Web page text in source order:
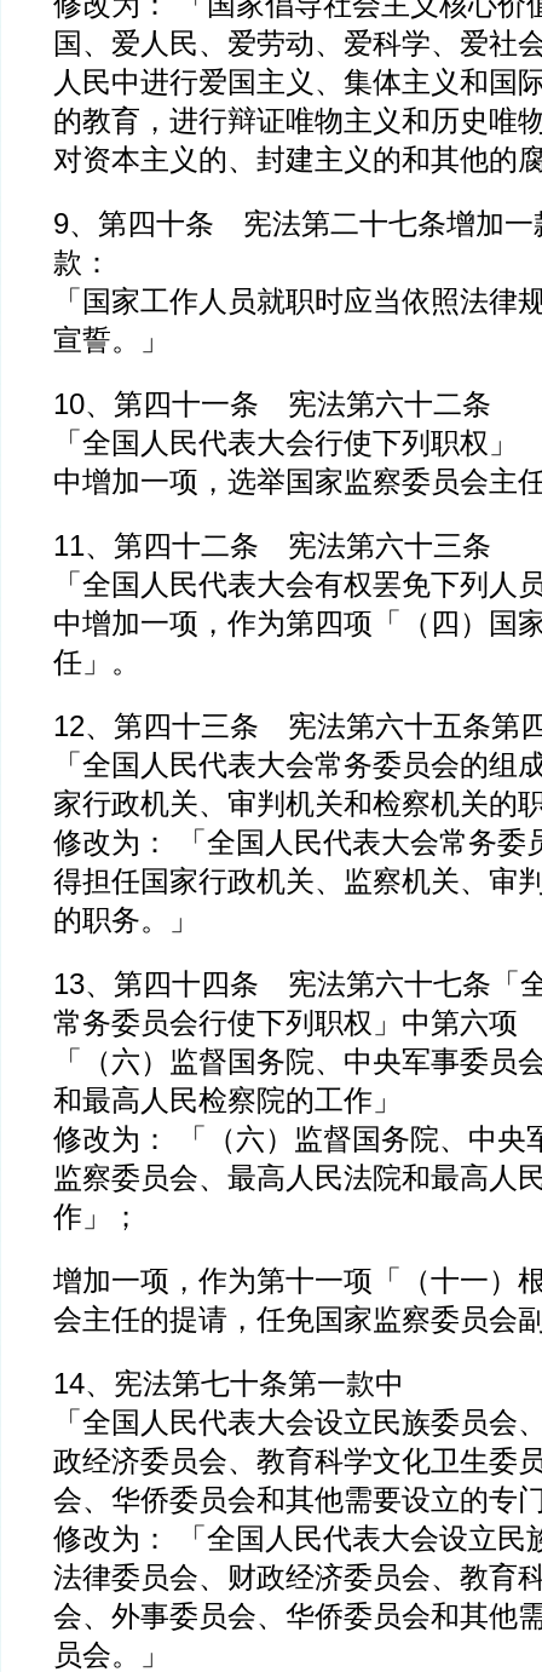
国、爱人民、爱劳动、爱科学、爱社
人民中进行爱国主义、集体主义和国
的教育，进行辩证唯物主义和历史唯
对资本主义的、封建主义的和其他的
9、第四十条 宪法第二十七条增加一
款：
「国家工作人员就职时应当依照法律
宣誓。」
10、第四十一条 宪法第六十二条
「全国人民代表大会行使下列职权」
中增加一项，选举国家监察委员会主
11、第四十二条 宪法第六十三条
「全国人民代表大会有权罢免下列人
中增加一项，作为第四项「（四）国
任」。
12、第四十三条 宪法第六十五条第
「全国人民代表大会常务委员会的组
家行政机关、审判机关和检察机关的
修改为： 「全国人民代表大会常务委
得担任国家行政机关、监察机关、审
的职务。」
13、第四十四条 宪法第六十七条「
常务委员会行使下列职权」中第六项
「（六）监督国务院、中央军事委员
和最高人民检察院的工作」
修改为： 「（六）监督国务院、中央
监察委员会、最高人民法院和最高人
作」；
增加一项，作为第十一项「（十一）
会主任的提请，任免国家监察委员会
14、宪法第七十条第一款中
「全国人民代表大会设立民族委员会
政经济委员会、教育科学文化卫生委
会、华侨委员会和其他需要设立的专
修改为： 「全国人民代表大会设立民
法律委员会、财政经济委员会、教育
会、外事委员会、华侨委员会和其他
员会。」